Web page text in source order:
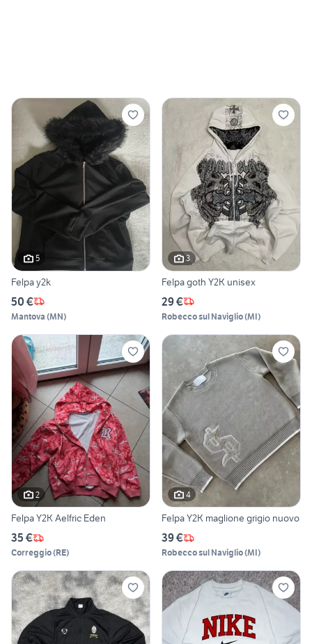
5
Felpa y2k
50 €
Mantova (MN)
3
Felpa goth Y2K unisex
29 €
Robecco sul Naviglio(MI)
2
Felpa Y2K Aelfric Eden
35 €
Correggio(RE)
4
Felpa Y2K maglione grigio nuovo
39 €
Robecco sul Naviglio(MI)